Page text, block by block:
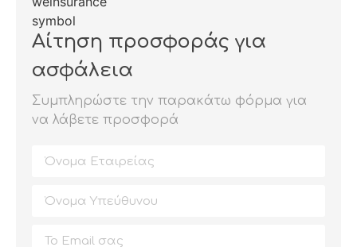
Αίτηση προσφοράς για
ασφάλεια
Συμπληρώστε την παρακάτω φόρμα για
να λάβετε προσφορά